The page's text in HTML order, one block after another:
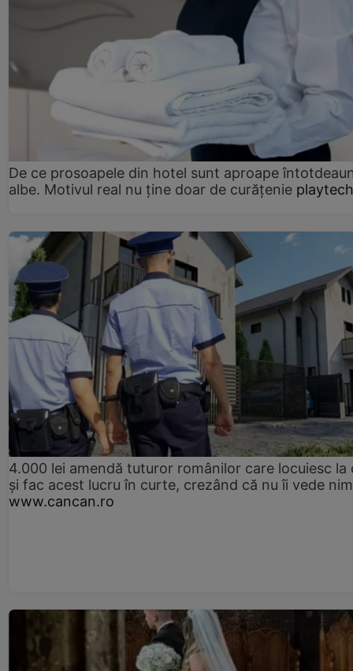
De ce prosoapele din hotel sunt aproape
albe. Motivul real nu ține doar de curățenie
4.000 lei amendă tuturor românilor care locuiesc la
și fac acest lucru în curte, crezând că nu îi vede
www.cancan.ro